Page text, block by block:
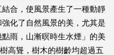
合，使風景產生了一種動靜
化了自然風景的美，尤其是
雨，山漸暝時生水煙」的美
高聳，樹木的樹齡均超過五